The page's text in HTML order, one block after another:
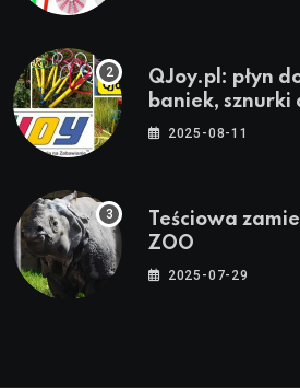
QJoy.pl: płyn
baniek, sznurki
zestawy do
2025-08-11
Teściowa
ZOO
2025-07-29